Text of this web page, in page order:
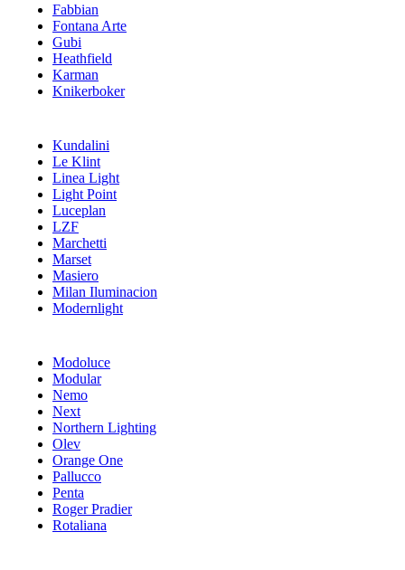
Fabbian
Fontana Arte
Gubi
Heathfield
Karman
Knikerboker
Kundalini
Le Klint
Linea Light
Light Point
Luceplan
LZF
Marchetti
Marset
Masiero
Milan Iluminacion
Modernlight
Modoluce
Modular
Nemo
Next
Northern Lighting
Olev
Orange One
Pallucco
Penta
Roger Pradier
Rotaliana